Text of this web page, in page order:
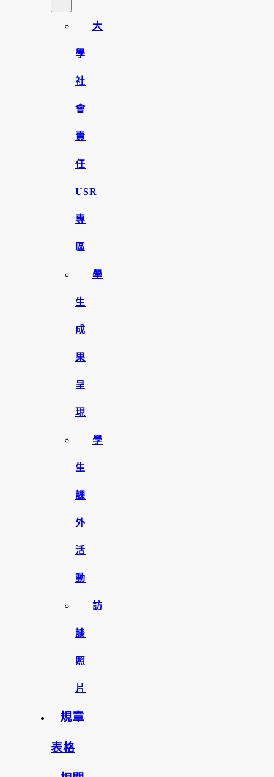
大
學
社
會
責
任
USR
專
區
學
生
成
果
呈
現
學
生
課
外
活
動
訪
談
照
片
規章
表格